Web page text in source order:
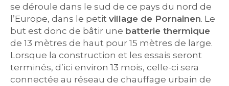
se déroule dans le sud de ce pays du nord de
l’Europe, dans le petit village de Pornainen. Le
but est donc de bâtir une batterie thermique
de 13 mètres de haut pour 15 mètres de large.
Lorsque la construction et les essais seront
terminés, d’ici environ 13 mois, celle-ci sera
connectée au réseau de chauffage urbain de